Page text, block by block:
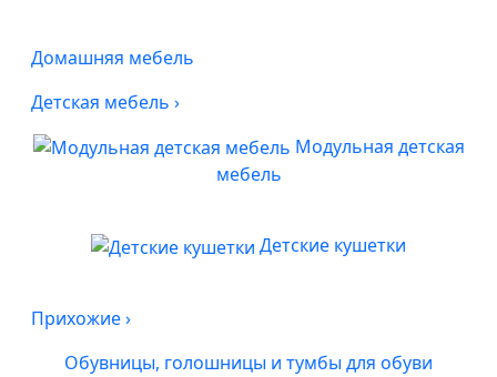
Домашняя мебель
Детская мебель ›
Модульная детская
мебель
Детские кушетки
Прихожие›
Обувницы, голошницы и тумбы для обуви